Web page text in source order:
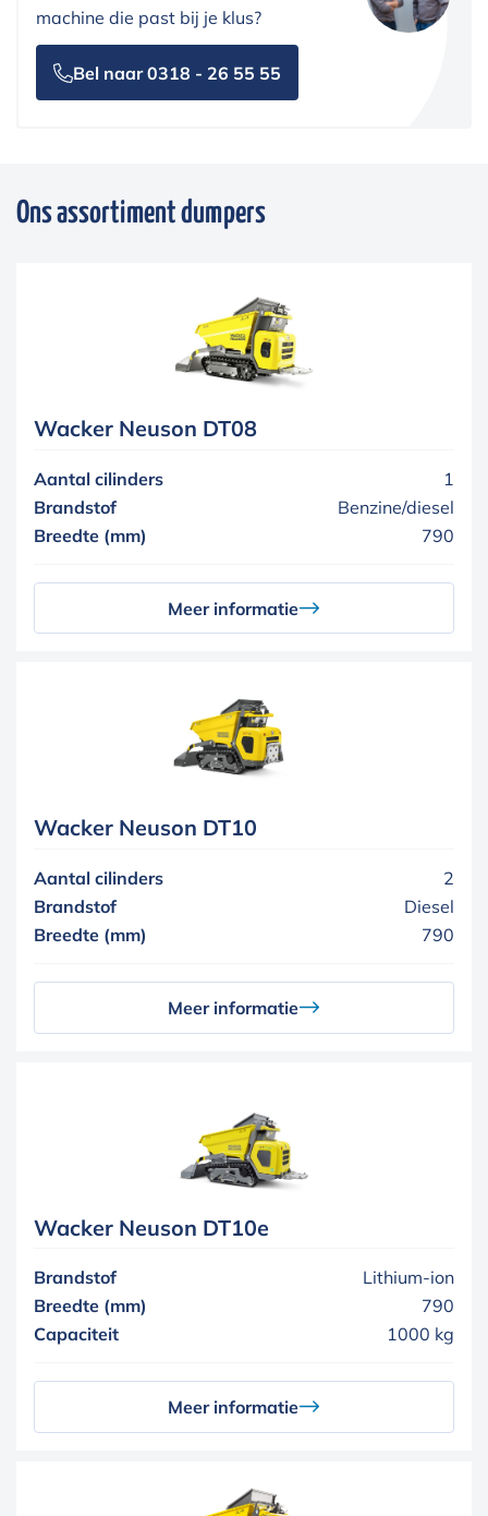
machine die past bij je klus?
Bel naar 0318 - 26 55 55
Ons assortiment dumpers
Wacker Neuson DT08
Aantal cilinders
1
Brandstof
Benzine/diesel
Breedte (mm)
790
Meer informatie
Wacker Neuson DT10
Aantal cilinders
2
Brandstof
Diesel
Breedte (mm)
790
Meer informatie
Wacker Neuson DT10e
Brandstof
Lithium-ion
Breedte (mm)
790
Capaciteit
1000 kg
Meer informatie